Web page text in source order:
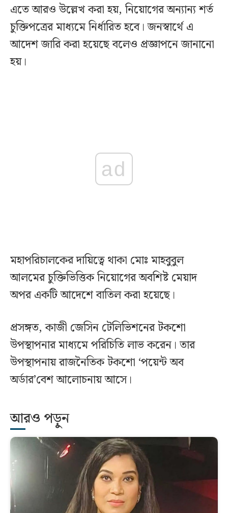
এতে আরও উল্লেখ করা হয়, নিয়োগের অন্যান্য শর্ত
চুক্তিপত্রের মাধ্যমে নির্ধারিত হবে। জনস্বার্থে এ
আদেশ জারি করা হয়েছে বলেও প্রজ্ঞাপনে জানানো
হয়।
ad
মহাপরিচালকের দায়িত্বে থাকা মোঃ মাহবুবুল
আলমের চুক্তিভিত্তিক নিয়োগের অবশিষ্ট মেয়াদ
অপর একটি আদেশে বাতিল করা হয়েছে।
প্রসঙ্গত, কাজী জেসিন টেলিভিশনের টকশো
উপস্থাপনার মাধ্যমে পরিচিতি লাভ করেন। তার
উপস্থাপনায় রাজনৈতিক টকশো ‘পয়েন্ট অব
অর্ডার’বেশ আলোচনায় আসে।
আরও পড়ুন